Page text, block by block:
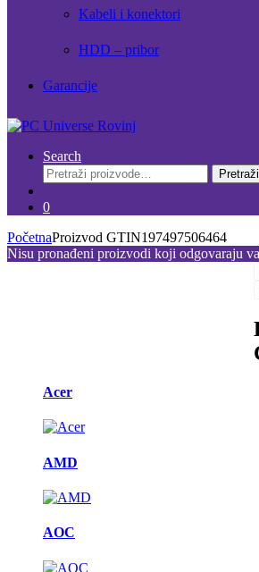
Kabeli i konektori
HDD – pribor
Garancije
Search
Pretraži:
Pretraži
0
PočetnaProizvod GTIN197497506464
Nisu pronađeni proizvodi koji odgovaraju
Acer
AMD
AOC